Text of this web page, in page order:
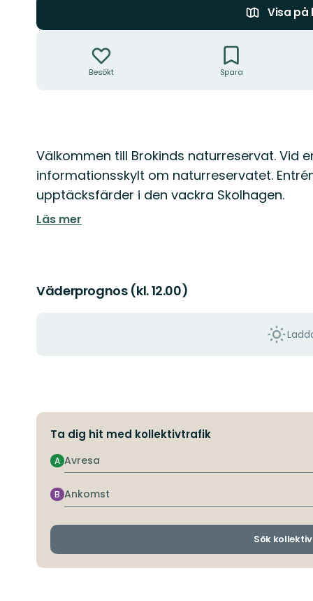
Visa på
Besökt Spara
Beskrivning
Välkommen till Brokinds naturreservat. Vid
informationsskylt om naturreservatet.
upptäcksfärder i den vackra Skolhagen.
Läs mer
Väderprognos (kl. 12.00)
Ta dig hit med kollektivtrafik
Avresa
A
Ankomst
B
Sök